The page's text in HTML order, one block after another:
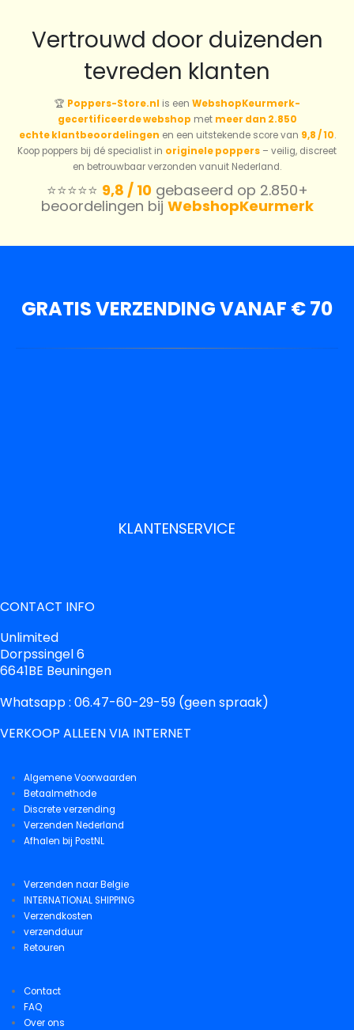
Vertrouwd door duizenden
tevreden klanten
🏆 Poppers-Store.nl is een WebshopKeurmerk-
gecertificeerde webshop met meer dan 2.850
echte klantbeoordelingen en een uitstekende score van 9,8 / 10.
Koop poppers bij dé specialist in originele poppers – veilig, discreet
en betrouwbaar verzonden vanuit Nederland.
⭐️⭐️⭐️⭐️⭐️ 9,8 / 10gebaseerd op 2.850+
beoordelingen bij WebshopKeurmerk
GRATIS VERZENDING VANAF € 70
KLANTENSERVICE
CONTACT INFO
Unlimited
Dorpssingel 6
6641BE Beuningen
Whatsapp : 06.47-60-29-59 (geen spraak)
VERKOOP ALLEEN VIA INTERNET
Algemene Voorwaarden
Betaalmethode
Discrete verzending
Verzenden Nederland
Afhalen bij PostNL
Verzenden naar Belgie
INTERNATIONAL SHIPPING
Verzendkosten
verzendduur
Retouren
Contact
FAQ
Over ons